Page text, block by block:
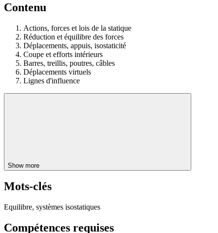
Contenu
Actions, forces et lois de la statique
Réduction et équilibre des forces
Déplacements, appuis, isostaticité
Coupe et efforts intérieurs
Barres, treillis, poutres, câbles
Déplacements virtuels
Lignes d'influence
Show more
Mots-clés
Equilibre, systèmes isostatiques
Compétences requises